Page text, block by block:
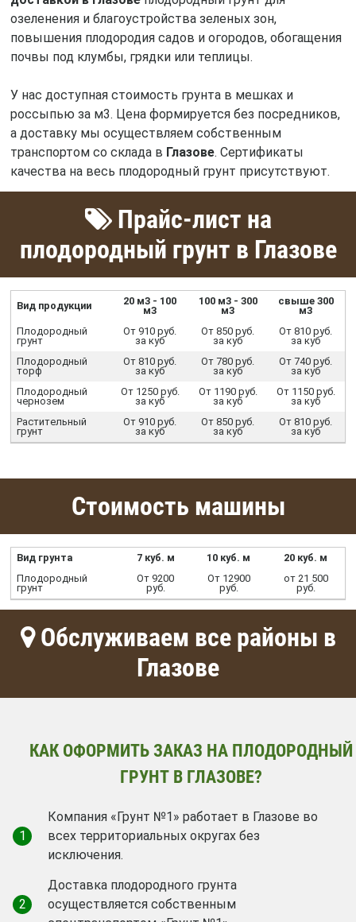
озеленения и благоустройства зеленых зон,
повышения плодородия садов и огородов, обогащения
почвы под клумбы, грядки или теплицы.
У нас доступная стоимость грунта в мешках и
россыпью за м3. Цена формируется без посредников,
а доставку мы осуществляем собственным
транспортом со склада в Глазове. Сертификаты
качества на весь плодородный грунт присутствуют.
Прайс-лист на
плодородный грунт в Глазове
Вид продукции
20 м3 - 100
м3
100 м3 - 300
м3
свыше 300
м3
Плодородный
грунт
От 910 руб.
за куб
От 850 руб.
за куб
От 810 руб.
за куб
Плодородный
торф
От 810 руб.
за куб
От 780 руб.
за куб
От 740 руб.
за куб
Плодородный
чернозем
От 1250 руб.
за куб
От 1190 руб.
за куб
От 1150 руб.
за куб
Растительный
грунт
От 910 руб.
за куб
От 850 руб.
за куб
От 810 руб.
за куб
Стоимость машины
Вид грунта 7 куб. м 10 куб. м
20 куб. м
Плодородный
грунт
От 9200
руб.
От 12900
руб.
от 21 500
руб.
Обслуживаем все районы в
Глазове
КАК ОФОРМИТЬ ЗАКАЗ НА ПЛОДОРОДНЫЙ
ГРУНТ В ГЛАЗОВЕ?
1
Компания «Грунт №1» работает в Глазове во
всех территориальных округах без
исключения.
2
Доставка плодородного грунта
осуществляется собственным